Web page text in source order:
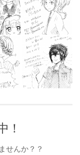
！
せんか？？